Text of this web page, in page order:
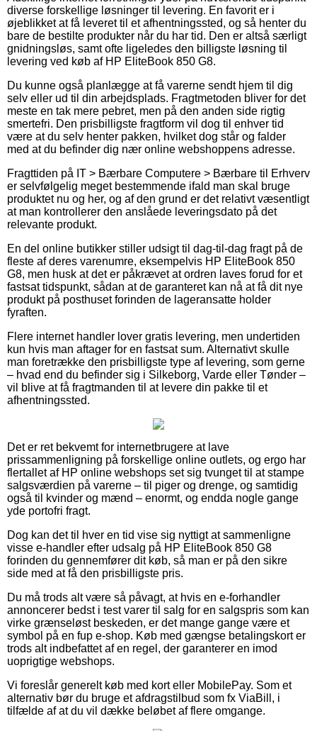
diverse forskellige løsninger til levering. En favorit er i
øjeblikket at få leveret til et afhentningssted, og så henter du
bare de bestilte produkter når du har tid. Den er altså særligt
gnidningsløs, samt ofte ligeledes den billigste løsning til
levering ved køb af HP EliteBook 850 G8.
Du kunne også planlægge at få varerne sendt hjem til dig
selv eller ud til din arbejdsplads. Fragtmetoden bliver for det
meste en tak mere pebret, men på den anden side rigtig
smertefri. Den prisbilligste fragtform vil dog til enhver tid
være at du selv henter pakken, hvilket dog står og falder
med at du befinder dig nær online webshoppens adresse.
Fragttiden på IT > Bærbare Computere > Bærbare til Erhverv
er selvfølgelig meget bestemmende ifald man skal bruge
produktet nu og her, og af den grund er det relativt væsentligt
at man kontrollerer den anslåede leveringsdato på det
relevante produkt.
En del online butikker stiller udsigt til dag-til-dag fragt på de
fleste af deres varenumre, eksempelvis HP EliteBook 850
G8, men husk at det er påkrævet at ordren laves forud for et
fastsat tidspunkt, sådan at de garanteret kan nå at få dit nye
produkt på posthuset forinden de lageransatte holder
fyraften.
Flere internet handler lover gratis levering, men undertiden
kun hvis man aftager for en fastsat sum. Alternativt skulle
man foretrække den prisbilligste type af levering, som gerne
– hvad end du befinder sig i Silkeborg, Varde eller Tønder –
vil blive at få fragtmanden til at levere din pakke til et
afhentningssted.
Det er ret bekvemt for internetbrugere at lave
prissammenligning på forskellige online outlets, og ergo har
flertallet af HP online webshops set sig tvunget til at stampe
salgsværdien på varerne – til piger og drenge, og samtidig
også til kvinder og mænd – enormt, og endda nogle gange
yde portofri fragt.
Dog kan det til hver en tid vise sig nyttigt at sammenligne
visse e-handler efter udsalg på HP EliteBook 850 G8
forinden du gennemfører dit køb, så man er på den sikre
side med at få den prisbilligste pris.
Du må trods alt være så påvagt, at hvis en e-forhandler
annoncerer bedst i test varer til salg for en salgspris som kan
virke grænseløst beskeden, er det mange gange være et
symbol på en fup e-shop. Køb med gængse betalingskort er
trods alt indbefattet af en regel, der garanterer en imod
uoprigtige webshops.
Vi foreslår generelt køb med kort eller MobilePay. Som et
alternativ bør du bruge et afdragstilbud som fx ViaBill, i
tilfælde af at du vil dække beløbet af flere omgange.